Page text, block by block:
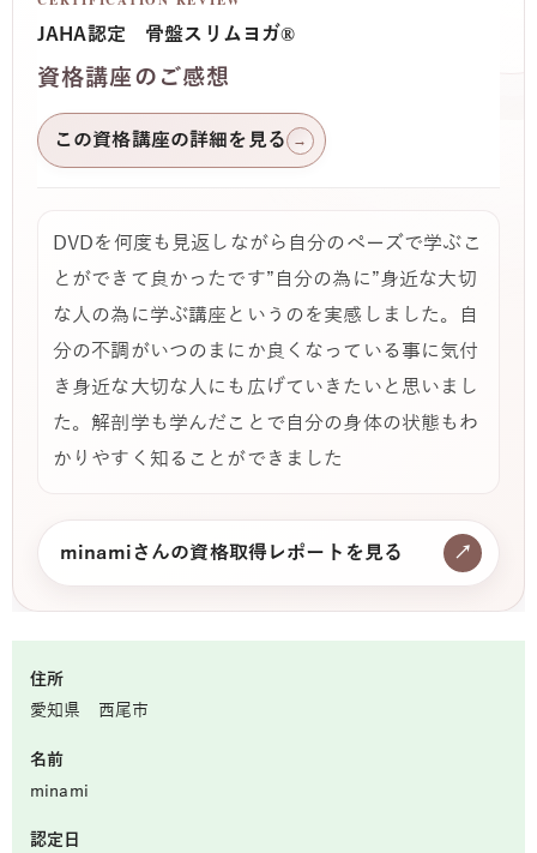
JAHA認定 骨盤スリムヨガ®
資格講座のご感想
この資格講座の詳細を見る →
DVDを何度も見返しながら自分のぺーズで学ぶこ
とができて良かったです”自分の為に”身近な大切
な人の為に学ぶ講座というのを実感しました。自
分の不調がいつのまにか良くなっている事に気付
き身近な大切な人にも広げていきたいと思いまし
た。解剖学も学んだことで自分の身体の状態もわ
かりやすく知ることができました
minamiさんの資格取得レポートを見る ↗
住所
愛知県 西尾市
名前
minami
認定日